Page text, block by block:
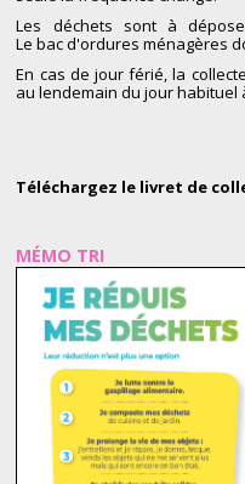
Les déchets sont à
Le bac d'ordures ménagères
En cas de jour férié, la
au lendemain du jour habituel
Téléchargez le livret de
MÉMO TRI